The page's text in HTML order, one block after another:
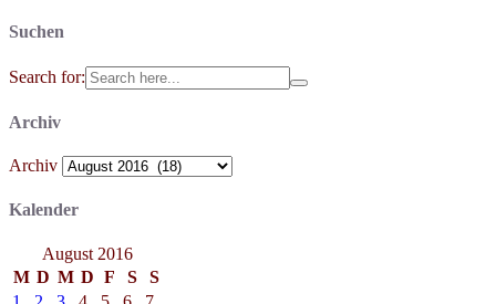
Suchen
Search for:
Archiv
Archiv
Kalender
August 2016
M D M D F S
S